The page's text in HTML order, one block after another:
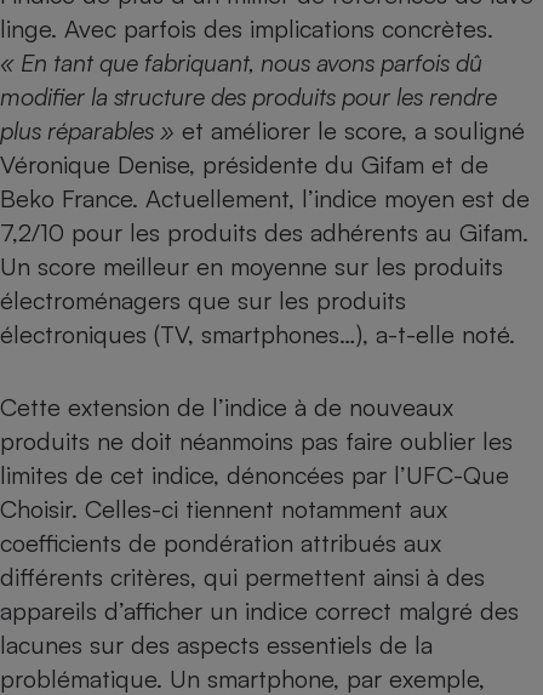
linge. Avec parfois des implications concrètes.
« En tant que fabriquant, nous avons parfois dû
modifier la structure des produits pour les rendre
plus réparables » et améliorer le score, a souligné
Véronique Denise, présidente du Gifam et de
Beko France. Actuellement, l’indice moyen est de
7,2/10 pour les produits des adhérents au Gifam.
Un score meilleur en moyenne sur les produits
électroménagers que sur les produits
électroniques (TV, smartphones…), a-t-elle noté.
Cette extension de l’indice à de nouveaux
produits ne doit néanmoins pas faire oublier les
limites de cet indice, dénoncées par l’UFC-Que
Choisir. Celles-ci tiennent notamment aux
coefficients de pondération attribués aux
différents critères, qui permettent ainsi à des
appareils d’afficher un indice correct malgré des
lacunes sur des aspects essentiels de la
problématique. Un smartphone, par exemple,